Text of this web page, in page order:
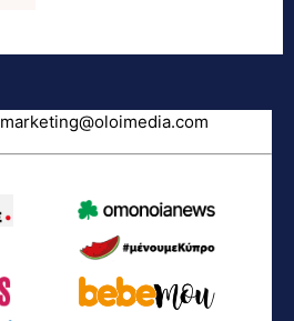
marketing@oloimedia.com